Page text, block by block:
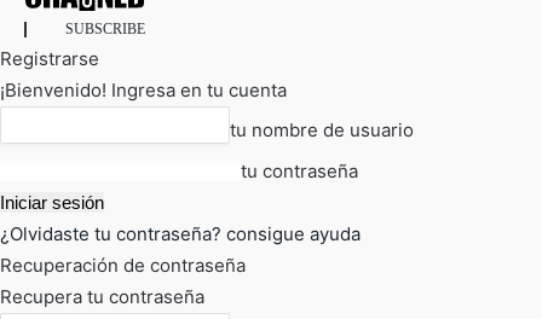
SUBSCRIBE
Registrarse
¡Bienvenido! Ingresa en tu cuenta
tu nombre de usuario
tu contraseña
¿Olvidaste tu contraseña? consigue ayuda
Recuperación de contraseña
Recupera tu contraseña